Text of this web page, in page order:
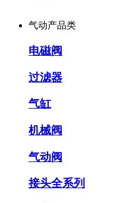
气动产品类
电磁阀
过滤器
气缸
机械阀
气动阀
接头全系列